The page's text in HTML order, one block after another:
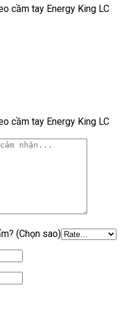
cầm tay Energy King LC
cầm tay Energy King LC
(Chọn sao)